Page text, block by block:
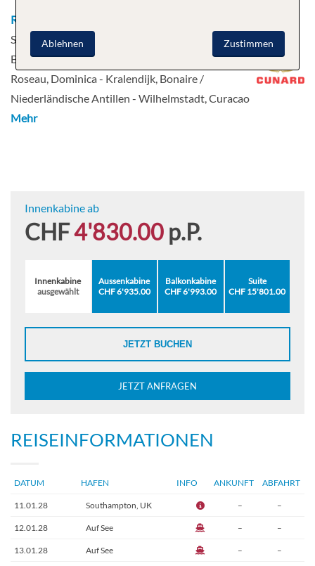
Route
St. Maarten - Grenada - Castries, St. Lucia -
Bridgetown, Barbados - Bridgetown, Barbados -
Roseau, Dominica - Kralendijk, Bonaire /
Niederländische Antillen - Wilhelmstadt, Curacao
Mehr
Innenkabine ab
CHF4'830.00 p.P.
Innenkabine
ausgewählt
Aussenkabine
CHF 6'935.00
Balkonkabine
CHF 6'993.00
Suite
CHF 15'801.00
JETZT BUCHEN
JETZT ANFRAGEN
REISEINFORMATIONEN
DATUM HAFEN INFO ANKUNFT ABFAHRT
11.01.28 Southampton, UK – –
12.01.28 Auf See – –
13.01.28 Auf See – –
Zustimmen
Ablehnen